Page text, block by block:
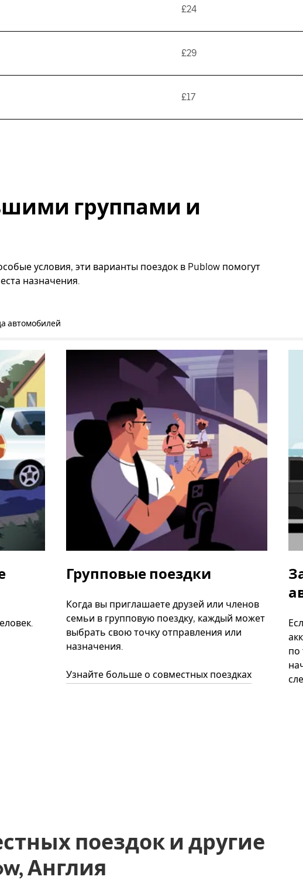
£24
£29
£17
группами и
условия, эти варианты поездок в Publow помогут
назначения.
автомобилей
Групповые поездки
Когда вы приглашаете друзей или членов
семьи в групповую поездку, каждый может
выбрать свою точку отправления или
назначения.
Узнайте больше о совместных поездках
по
поездок и другие
Англия